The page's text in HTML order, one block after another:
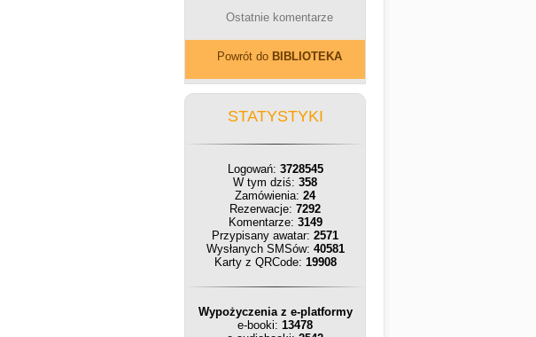
Ostatnie komentarze
Powrót do BIBLIOTEKA
STATYSTYKI
Logowań: 3728545
W tym dziś: 358
Zamówienia: 24
Rezerwacje: 7292
Komentarze: 3149
Przypisany awatar: 2571
Wysłanych SMSów: 40581
Karty z QRCode: 19908
Wypożyczenia z e-platformy
e-booki: 13478